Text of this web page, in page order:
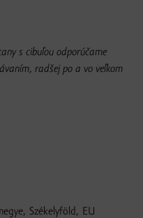
s cibuľou odporúčame
radšej po a vo veľkom
Székelyföld, EU